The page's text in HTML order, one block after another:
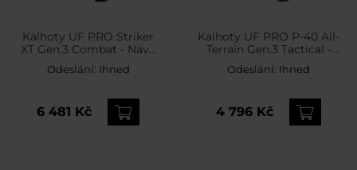
Kalhoty UF PRO Striker
XT Gen.3 Combat - Navy
Blue
Odeslání: Ihned
6 481 Kč
Kalhoty UF PRO P-40 All-
Terrain Gen.3 Tactical -
Kangaroo
Odeslání: Ihned
4 796 Kč